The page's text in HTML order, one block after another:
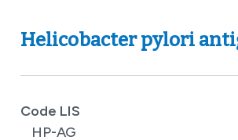
Helicobacter pylori
Code LIS
HP-AG